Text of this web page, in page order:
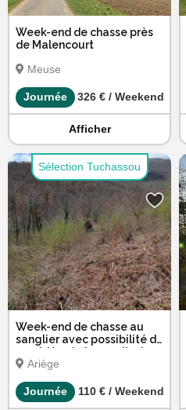
Week-end de chasse près
de Malencourt
Meuse
Journée 326 € / Weekend
Afficher
Sélection Tuchassou
Week-end de chasse au
sanglier avec possibilité de
cervidés et chevreuils dans
l’Ariège
Ariège
Journée 110 € / Weekend